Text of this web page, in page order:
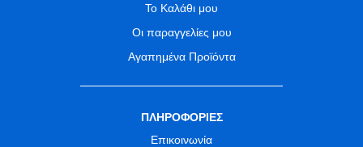
Το Καλάθι μου
Οι παραγγελίες μου
Αγαπημένα Προϊόντα
ΠΛΗΡΟΦΟΡΙΕΣ
Επικοινωνία